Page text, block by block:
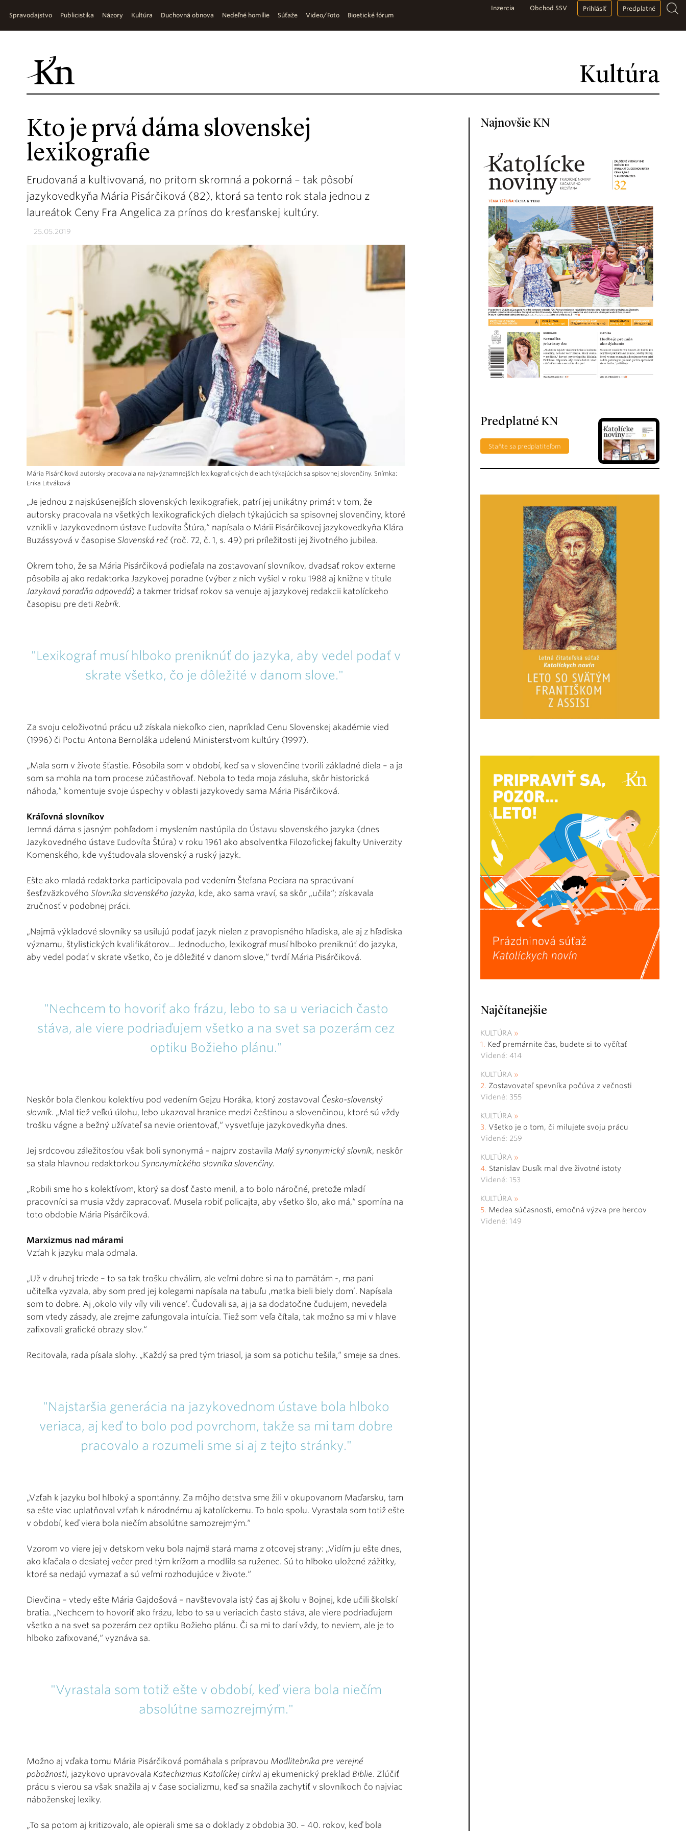
Kultúra
Spravodajstvo Publicistika Názory Kultúra Duchovná obnova Nedeľné homílie Súťaže Video/Foto Bioetické fórum
Inzercia Obchod SSV Prihlásiť Predplatné
Kto je prvá dáma slovenskej
lexikografie
Erudovaná a kultivovaná, no pritom skromná a pokorná – tak pôsobí
jazykovedkyňa Mária Pisárčiková (82), ktorá sa tento rok stala jednou z
laureátok Ceny Fra Angelica za prínos do kresťanskej kultúry.
25.05.2019
Mária Pisárčiková autorsky pracovala na najvýznamnejších lexikografických dielach týkajúcich sa spisovnej slovenčiny. Snímka:
Erika Litváková
„Je jednou z najskúsenejších slovenských lexikografiek, patrí jej unikátny primát v tom, že
autorsky pracovala na všetkých lexikografických dielach týkajúcich sa spisovnej slovenčiny, ktoré
vznikli v Jazykovednom ústave Ľudovíta Štúra,“ napísala o Márii Pisárčikovej jazykovedkyňa Klára
Buzássyová v časopise Slovenská reč (roč. 72, č. 1, s. 49) pri príležitosti jej životného jubilea.
Okrem toho, že sa Mária Pisárčiková podieľala na zostavovaní slovníkov, dvadsať rokov externe
pôsobila aj ako redaktorka Jazykovej poradne (výber z nich vyšiel v roku 1988 aj knižne v titule
Jazyková poradňa odpovedá) a takmer tridsať rokov sa venuje aj jazykovej redakcii katolíckeho
časopisu pre deti Rebrík.
"Lexikograf musí hlboko preniknúť do jazyka, aby vedel podať v
skrate všetko, čo je dôležité v danom slove."
Za svoju celoživotnú prácu už získala niekoľko cien, napríklad Cenu Slovenskej akadémie vied
(1996) či Poctu Antona Bernoláka udelenú Ministerstvom kultúry (1997).
„Mala som v živote šťastie. Pôsobila som v období, keď sa v slovenčine tvorili základné diela – a ja
som sa mohla na tom procese zúčastňovať. Nebola to teda moja zásluha, skôr historická
náhoda,“ komentuje svoje úspechy v oblasti jazykovedy sama Mária Pisárčiková.
Kráľovná slovníkov
Jemná dáma s jasným pohľadom i myslením nastúpila do Ústavu slovenského jazyka (dnes
Jazykovedného ústave Ľudovíta Štúra) v roku 1961 ako absolventka Filozofickej fakulty Univerzity
Komenského, kde vyštudovala slovenský a ruský jazyk.
Ešte ako mladá redaktorka participovala pod vedením Štefana Peciara na spracúvaní
šesťzväzkového Slovníka slovenského jazyka, kde, ako sama vraví, sa skôr „učila“; získavala
zručnosť v podobnej práci.
„Najmä výkladové slovníky sa usilujú podať jazyk nielen z pravopisného hľadiska, ale aj z hľadiska
významu, štylistických kvalifikátorov... Jednoducho, lexikograf musí hlboko preniknúť do jazyka,
aby vedel podať v skrate všetko, čo je dôležité v danom slove,“ tvrdí Mária Pisárčiková.
"Nechcem to hovoriť ako frázu, lebo to sa u veriacich často
stáva, ale viere podriaďujem všetko a na svet sa pozerám cez
optiku Božieho plánu."
Neskôr bola členkou kolektívu pod vedením Gejzu Horáka, ktorý zostavoval Česko-slovenský
slovník. „Mal tiež veľkú úlohu, lebo ukazoval hranice medzi češtinou a slovenčinou, ktoré sú vždy
trošku vágne a bežný užívateľ sa nevie orientovať,“ vysvetľuje jazykovedkyňa dnes.
Jej srdcovou záležitosťou však boli synonymá – najprv zostavila Malý synonymický slovník, neskôr
sa stala hlavnou redaktorkou Synonymického slovníka slovenčiny.
„Robili sme ho s kolektívom, ktorý sa dosť často menil, a to bolo náročné, pretože mladí
pracovníci sa musia vždy zapracovať. Musela robiť policajta, aby všetko šlo, ako má,“ spomína na
toto obdobie Mária Pisárčiková.
Marxizmus nad márami
Vzťah k jazyku mala odmala.
„Už v druhej triede – to sa tak trošku chválim, ale veľmi dobre si na to pamätám -, ma pani
učiteľka vyzvala, aby som pred jej kolegami napísala na tabuľu ‚matka bieli biely dom’. Napísala
som to dobre. Aj ‚okolo vily víly vili vence’. Čudovali sa, aj ja sa dodatočne čudujem, nevedela
som vtedy zásady, ale zrejme zafungovala intuícia. Tiež som veľa čítala, tak možno sa mi v hlave
zafixovali grafické obrazy slov.“
Recitovala, rada písala slohy. „Každý sa pred tým triasol, ja som sa potichu tešila,“ smeje sa dnes.
"Najstaršia generácia na jazykovednom ústave bola hlboko
veriaca, aj keď to bolo pod povrchom, takže sa mi tam dobre
pracovalo a rozumeli sme si aj z tejto stránky."
„Vzťah k jazyku bol hlboký a spontánny. Za môjho detstva sme žili v okupovanom Maďarsku, tam
sa ešte viac uplatňoval vzťah k národnému aj katolíckemu. To bolo spolu. Vyrastala som totiž ešte
v období, keď viera bola niečím absolútne samozrejmým.“
Vzorom vo viere jej v detskom veku bola najmä stará mama z otcovej strany: „Vidím ju ešte dnes,
ako kľačala o desiatej večer pred tým krížom a modlila sa ruženec. Sú to hlboko uložené zážitky,
ktoré sa nedajú vymazať a sú veľmi rozhodujúce v živote.“
Dievčina – vtedy ešte Mária Gajdošová – navštevovala istý čas aj školu v Bojnej, kde učili školskí
bratia. „Nechcem to hovoriť ako frázu, lebo to sa u veriacich často stáva, ale viere podriaďujem
všetko a na svet sa pozerám cez optiku Božieho plánu. Či sa mi to darí vždy, to neviem, ale je to
hlboko zafixované,“ vyznáva sa.
"Vyrastala som totiž ešte v období, keď viera bola niečím
absolútne samozrejmým."
Možno aj vďaka tomu Mária Pisárčiková pomáhala s prípravou Modlitebníka pre verejné
pobožnosti, jazykovo upravovala Katechizmus Katolíckej cirkvi aj ekumenický preklad Biblie. Zlúčiť
prácu s vierou sa však snažila aj v čase socializmu, keď sa snažila zachytiť v slovníkoch čo najviac
náboženskej lexiky.
„To sa potom aj kritizovalo, ale opierali sme sa o doklady z obdobia 30. – 40. rokov, keď bola
Najnovšie KN
Predplatné KN
Staňte sa predplatiteľom
Najčítanejšie
KULTÚRA
Keď premárnite čas, budete si to vyčítať
Videné: 414
KULTÚRA
Zostavovateľ spevníka počúva z večnosti
Videné: 355
KULTÚRA
Všetko je o tom, či milujete svoju prácu
Videné: 259
KULTÚRA
Stanislav Dusík mal dve životné istoty
Videné: 153
KULTÚRA
Medea súčasnosti, emočná výzva pre hercov
Videné: 149